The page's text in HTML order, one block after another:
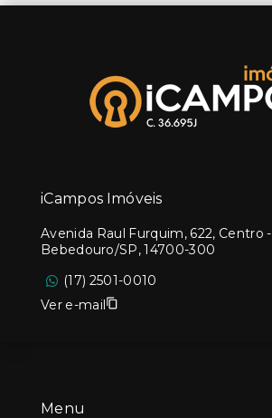
Menu
iCampos Imóveis
Avenida Raul Furquim, 622, Centro -
Bebedouro/SP, 14700-300
(17) 2501-0010
Ver e-mail